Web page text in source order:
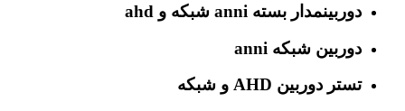
دوربینمدار بسته anni شبکه و ahd
دوربین شبکه anni
تستر دوربین AHD و شبکه